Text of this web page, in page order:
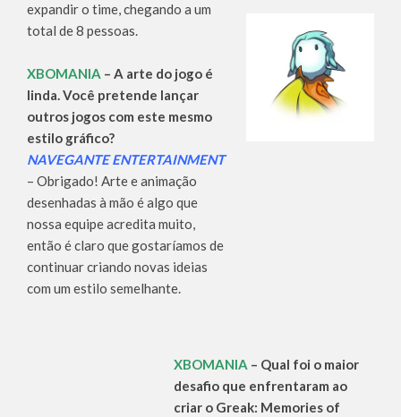
expandir o time, chegando a um
total de 8 pessoas.
XBOMANIA – A arte do jogo é
linda. Você pretende lançar
outros jogos com este mesmo
estilo gráfico?
NAVEGANTE ENTERTAINMENT
– Obrigado! Arte e animação
desenhadas à mão é algo que
nossa equipe acredita muito,
então é claro que gostaríamos de
continuar criando novas ideias
com um estilo semelhante.
XBOMANIA – Qual foi o maior
desafio que enfrentaram ao
criar o Greak: Memories of